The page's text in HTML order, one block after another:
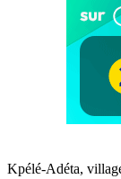
Kpélé-Adéta,